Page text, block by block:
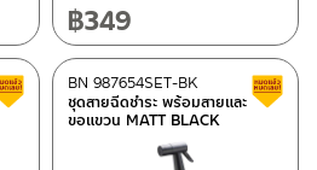
฿349
สินค้าลดราคา เคลียร์สต็อก
ชุดสายฉีดชำระ พร้อมสายและ
ขอแขวน MATT BLACK
BN 987654SET-BK